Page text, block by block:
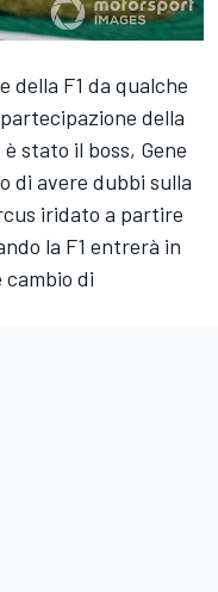
della F1 da qualche
della
stato il boss, Gene
di avere dubbi sulla
iridato a partire
la F1 entrerà in
di